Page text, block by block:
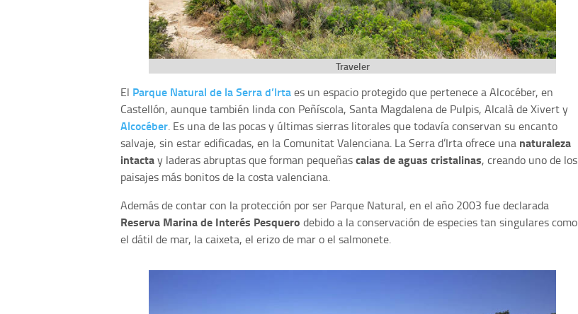
Traveler
El Parque Natural de la Serra d’Irtaes un espacio protegido que pertenece a Alcocéber, en
Castellón, aunque también linda con Peñíscola, Santa Magdalena de Pulpis, Alcalà de Xivert y
Alcocéber. Es una de las pocas y últimas sierras litorales que todavía conservan su encanto
salvaje, sin estar edificadas, en la Comunitat Valenciana. La Serra d’Irta ofrece una naturaleza
intactay laderas abruptas que forman pequeñascalas de aguas cristalinas, creando uno de los
paisajes más bonitos de la costa valenciana.
Además de contar con la protección por ser Parque Natural, en el año 2003 fue declarada
Reserva Marina de Interés Pesquero debido a la conservación de especies tan singulares como
el dátil de mar, la caixeta, el erizo de mar o el salmonete.